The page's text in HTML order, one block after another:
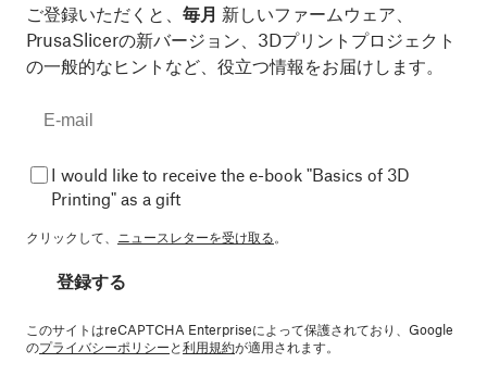
ご登録いただくと、 毎月 新しいファームウェア、
PrusaSlicerの新バージョン、3Dプリントプロジェクト
の一般的なヒントなど、役立つ情報をお届けします。
I would like to receive the e-book "Basics of 3D
Printing" as a gift
クリックして、 ニュースレターを受け取る。
登録する
このサイトはreCAPTCHA Enterpriseによって保護されており、Google
のプライバシーポリシーと利用規約が適用されます。